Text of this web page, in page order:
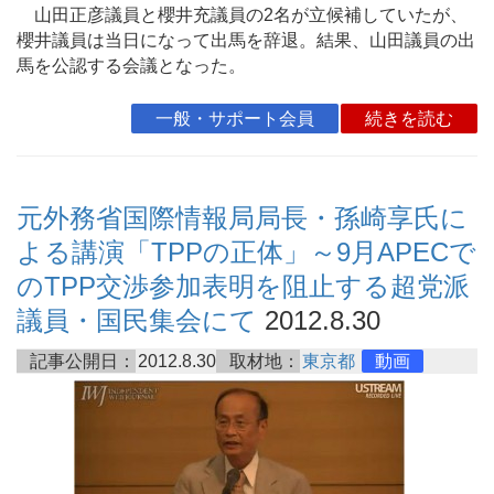
山田正彦議員と櫻井充議員の2名が立候補していたが、
櫻井議員は当日になって出馬を辞退。結果、山田議員の出
馬を公認する会議となった。
一般・サポート会員 続きを読む
元外務省国際情報局局長・孫崎享氏に
よる講演「TPPの正体」～9月APECで
のTPP交渉参加表明を阻止する超党派
議員・国民集会にて 2012.8.30
記事公開日： 2012.8.30 取材地： 東京都 動画